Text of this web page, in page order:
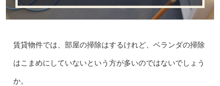
賃貸物件では、部屋の掃除はするけれど、ベランダの掃除
はこまめにしていないという方が多いのではないでしょう
か。